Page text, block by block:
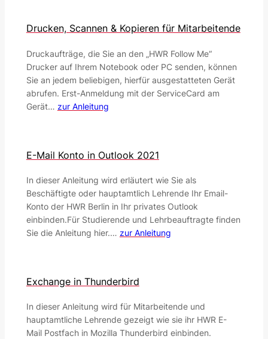
Drucken, Scannen & Kopieren für Mitarbeitende
Druckaufträge, die Sie an den „HWR Follow Me“
Drucker auf Ihrem Notebook oder PC senden, können
Sie an jedem beliebigen, hierfür ausgestatteten Gerät
abrufen. Erst-Anmeldung mit der ServiceCard am
Gerät… zur Anleitung
E-Mail Konto in Outlook 2021
In dieser Anleitung wird erläutert wie Sie als
Beschäftigte oder hauptamtlich Lehrende Ihr Email-
Konto der HWR Berlin in Ihr privates Outlook
einbinden.Für Studierende und Lehrbeauftragte finden
Sie die Anleitung hier.… zur Anleitung
Exchange in Thunderbird
In dieser Anleitung wird für Mitarbeitende und
hauptamtliche Lehrende gezeigt wie sie ihr HWR E-
Mail Postfach in Mozilla Thunderbird einbinden.